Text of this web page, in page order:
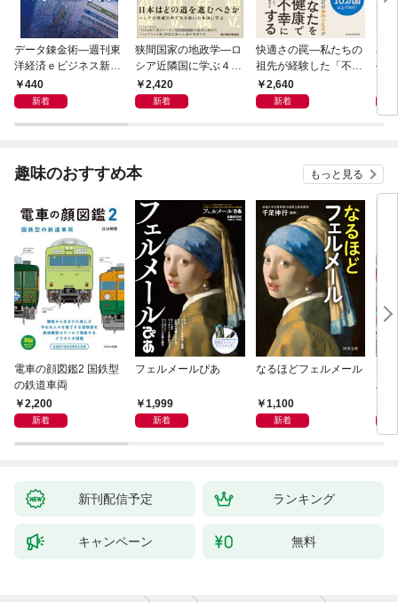
データ錬金術―週刊東
洋経済ｅビジネス新書
Ｎo.493
440
新着
狭間国家の地政学―ロ
シア近隣国に学ぶ４つ
の生き残り戦略
2,420
新着
快適さの罠―私たちの
祖先が経験した「不快
さ」が人生を充実させ
る
2,640
新着
石
―大
２
趣味のおすすめ本 もっと見る
電車の顔図鑑2 国鉄型
の鉄道車両
2,200
新着
フェルメールぴあ
1,999
新着
なるほどフェルメール
1,100
新着
ハ
新刊配信予定 ランキング
キャンペーン 無料